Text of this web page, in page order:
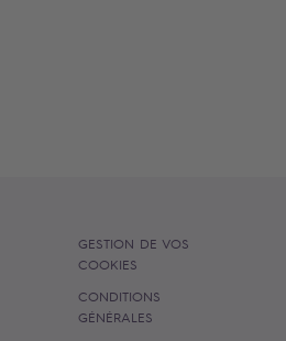
GESTION DE VOS
COOKIES
CONDITIONS
GÉNÉRALES